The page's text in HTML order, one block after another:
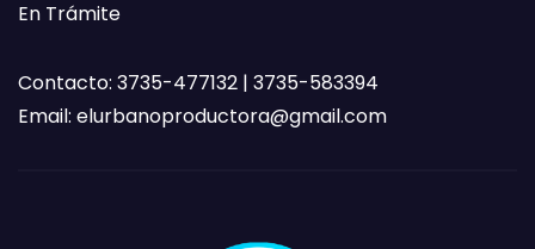
En Trámite
Contacto: 3735-477132 | 3735-583394
Email: elurbanoproductora@gmail.com